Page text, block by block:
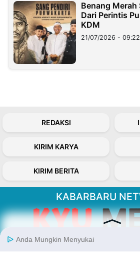
Benang
Dari Perintis
KDM
21/07/2026 - 09:22
REDAKSI
KIRIM KARYA
KIRIM BERITA
KABARBARU